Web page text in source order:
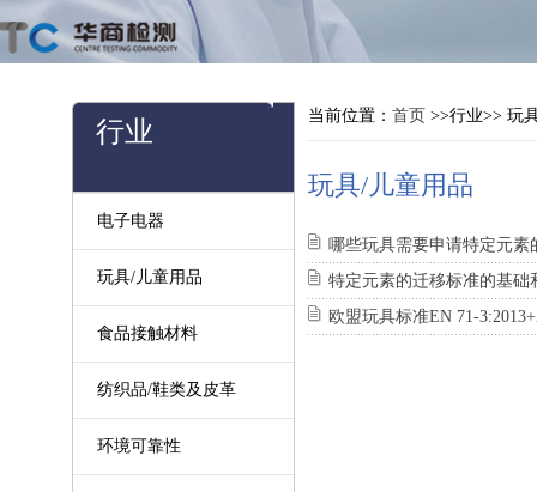
行业
电子电器
玩具/儿童用品
食品接触材料
纺织品/鞋类及皮革
环境可靠性
当前位置： 首页 >>行业>> 玩
玩具/儿童用品
哪些玩具需要申请特定元素
特定元素的迁移标准的基础
欧盟玩具标准EN 71-